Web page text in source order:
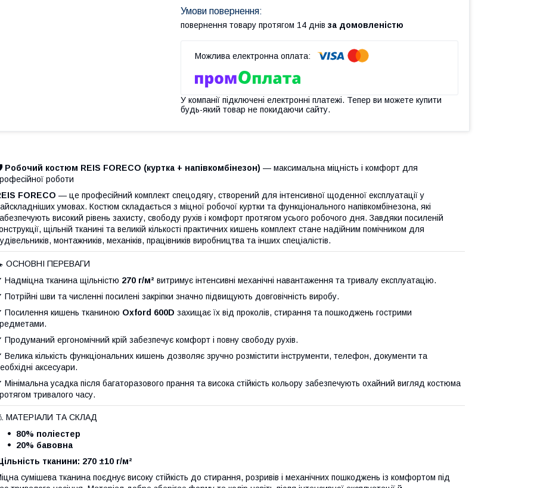
повернення товару протягом 14 днів за домовленістю
У компанії підключені електронні платежі. Тепер ви можете купити
будь-який товар не покидаючи сайту.
Робочий костюм REIS FORECO (куртка + напівкомбінезон) — максимальна міцність і комфорт для
роботи
FORECO — це професійний комплект спецодягу, створений для інтенсивної щоденної експлуатації у
умовах. Костюм складається з міцної робочої куртки та функціонального напівкомбінезона, які
високий рівень захисту, свободу рухів і комфорт протягом усього робочого дня. Завдяки посиленій
щільній тканині та великій кількості практичних кишень комплект стане надійним помічником для
монтажників, механіків, працівників виробництва та інших спеціалістів.
ОСНОВНІ ПЕРЕВАГИ
Надміцна тканина щільністю 270 г/м² витримує інтенсивні механічні навантаження та тривалу експлуатацію.
Потрійні шви та численні посилені закріпки значно підвищують довговічність виробу.
Посилення кишень тканиною Oxford 600D захищає їх від проколів, стирання та пошкоджень гострими
Продуманий ергономічний крій забезпечує комфорт і повну свободу рухів.
Велика кількість функціональних кишень дозволяє зручно розмістити інструменти, телефон, документи та
аксесуари.
Мінімальна усадка після багаторазового прання та висока стійкість кольору забезпечують охайний вигляд костюма
тривалого часу.
МАТЕРІАЛИ ТА СКЛАД
80% поліестер
20% бавовна
тканини: 270 ±10 г/м²
сумішева тканина поєднує високу стійкість до стирання, розривів і механічних пошкоджень із комфортом під